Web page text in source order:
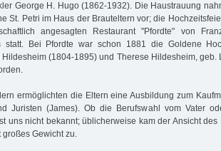
George H. Hugo (1862-1932). Die Haustrauung
St. Petri im Haus der Brauteltern vor; die
angesagten Restaurant "Pfordte" von
statt. Bei Pfordte war schon 1881 die Goldene
(1804-1895) und Therese Hildesheim, geb.
ermöglichten die Eltern eine Ausbildung zum
Juristen (James). Ob die Berufswahl vom Vater
uns nicht bekannt; üblicherweise kam der Ansicht
großes Gewicht zu.